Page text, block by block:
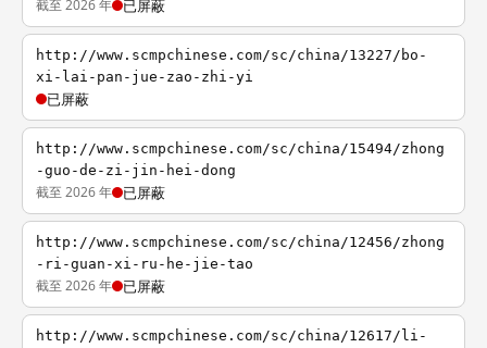
截至 2026 年 已屏蔽
http://www.scmpchinese.com/sc/china/13227/bo-
xi-lai-pan-jue-zao-zhi-yi
已屏蔽
http://www.scmpchinese.com/sc/china/15494/zhong
-guo-de-zi-jin-hei-dong
截至 2026 年 已屏蔽
http://www.scmpchinese.com/sc/china/12456/zhong
-ri-guan-xi-ru-he-jie-tao
截至 2026 年 已屏蔽
http://www.scmpchinese.com/sc/china/12617/li-